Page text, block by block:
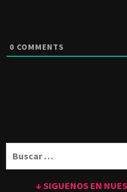
0 COMMENTS
↓ SIGUENOS EN